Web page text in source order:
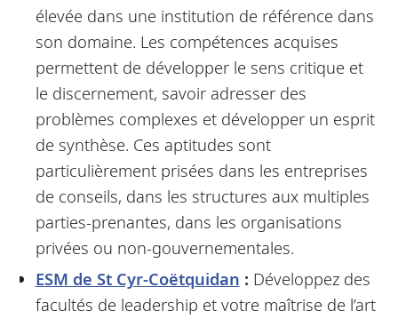
élevée dans une institution de référence dans
son domaine. Les compétences acquises
permettent de développer le sens critique et
le discernement, savoir adresser des
problèmes complexes et développer un esprit
de synthèse. Ces aptitudes sont
particulièrement prisées dans les entreprises
de conseils, dans les structures aux multiples
parties-prenantes, dans les organisations
privées ou non-gouvernementales.
ESM de St Cyr-Coëtquidan : Développez des
facultés de leadership et votre maîtrise de l’art